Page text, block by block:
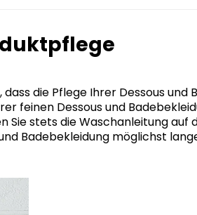
Alle BHs
die Pflege Ihrer Dessous und
feinen Dessous und
Sie stets die Waschanleitung auf
Badebekleidung möglichst